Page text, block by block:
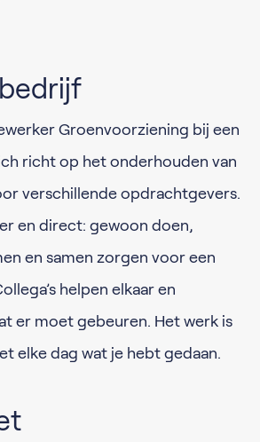
Groenvoorziening bij een
richt op het onderhouden van
verschillende opdrachtgevers.
en direct: gewoon doen,
en samen zorgen voor een
helpen elkaar en
er moet gebeuren. Het werk is
elke dag wat je hebt gedaan.